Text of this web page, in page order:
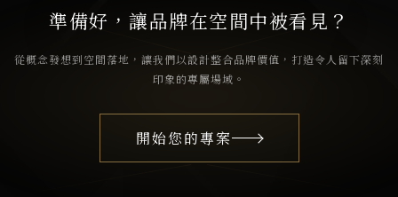
準備好，讓品牌在空間中被看見？
從概念發想到空間落地，讓我們以設計整合品牌價值，打造令人留下深刻
印象的專屬場域。
開始您的專案